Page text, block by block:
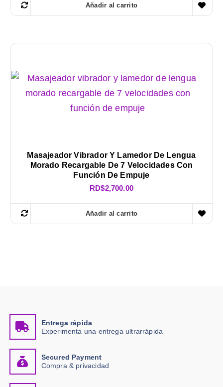
Añadir al carrito
Masajeador Vibrador Y Lamedor De Lengua
Morado Recargable De 7 Velocidades Con
Función De Empuje
RD$2,700.00
Añadir al carrito
Entrega rápida
Experimenta una entrega ultrarrápida
Secured Payment
Compra & privacidad